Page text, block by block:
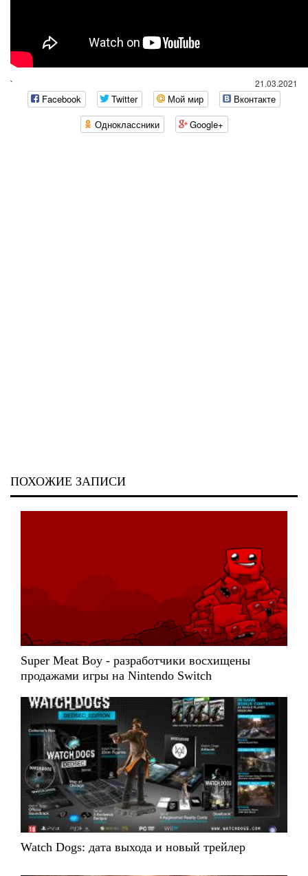
21.03.2021
`
Facebook Twitter Мой мир
Вконтакте
Одноклассники
Google+
ПОХОЖИЕ ЗАПИСИ
Super Meat Boy - разработчики восхищены
продажами игры на Nintendo Switch
Watch Dogs: дата выхода и новый трейлер